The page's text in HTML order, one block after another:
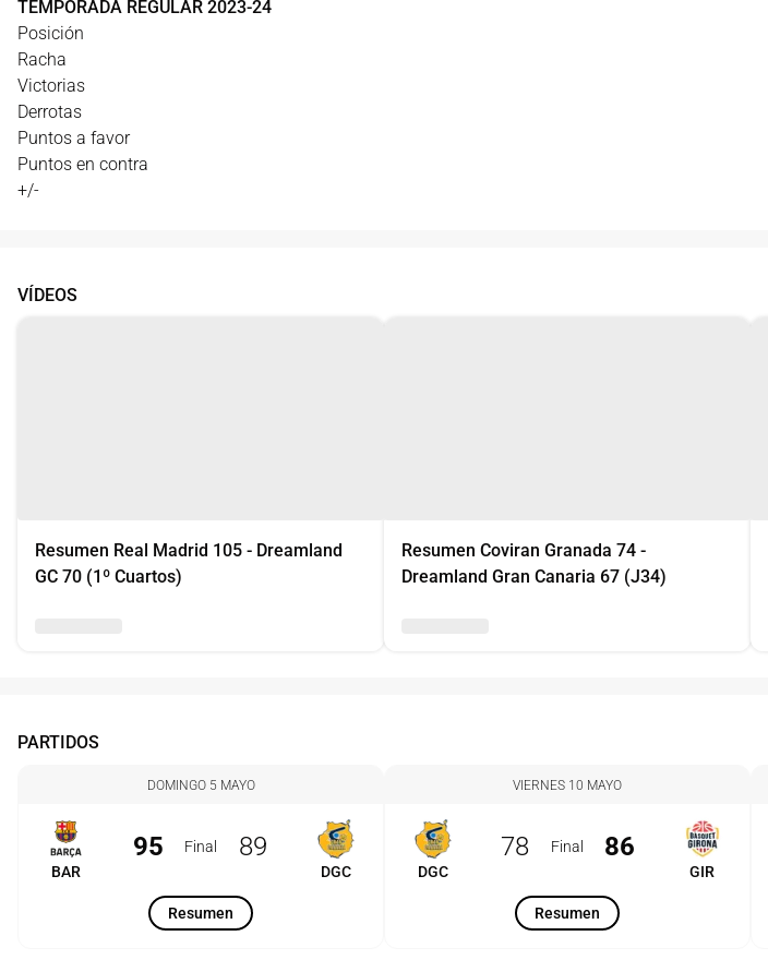
TEMPORADA REGULAR 2023-24
Posición
Racha
Victorias
Derrotas
Puntos a favor
Puntos en contra
+/-
VÍDEOS
Resumen Real Madrid 105 - Dreamland
GC 70 (1º Cuartos)
Resumen Coviran Granada 74 -
Dreamland Gran Canaria 67 (J34)
PARTIDOS
DOMINGO 5 MAYO
BAR
95 Final 89
DGC
Resumen
VIERNES 10 MAYO
DGC
78 Final 86
GIR
Resumen